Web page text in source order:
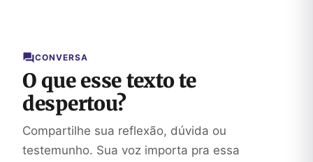
CONVERSA
O que esse texto te
despertou?
Compartilhe sua reflexão, dúvida ou
testemunho. Sua voz importa pra essa